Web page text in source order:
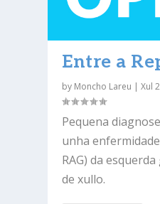
Entre a
by Moncho Lareu |Xul
Pequena
unha
RAG) da
de xullo.